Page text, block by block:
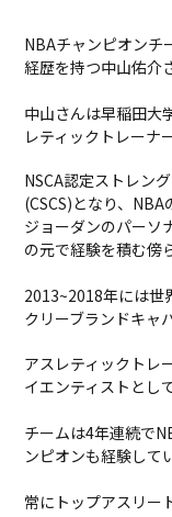
NBAチャンピオンチ
経歴を持つ中山佑介
中山さんは早稲田大
レティックトレーナ
NSCA認定ストレン
(CSCS)となり、
ジョーダンのパーソ
の元で経験を積む傍
2013~2018年には世
クリーブランドキャ
アスレティックトレ
イエンティストとし
チームは4年連続で
ンピオンも経験して
常にトップアスリー